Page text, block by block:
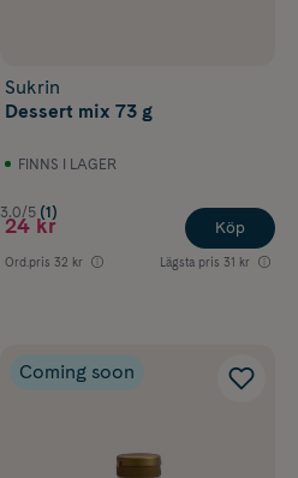
Sukrin
Dessert mix 73 g
FINNS I LAGER
3.0/5 (1)
24 kr
Ord.pris 32 kr Lägsta pris 31 kr
Köp
Coming soon